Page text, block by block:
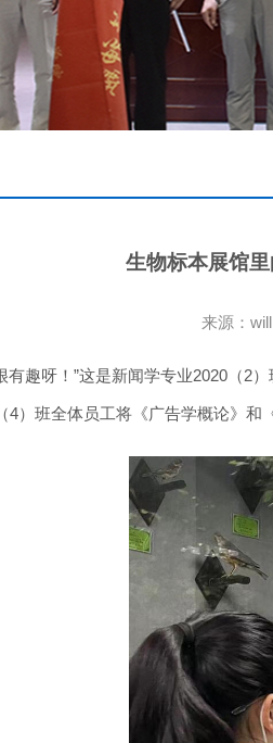
生物标本展馆
来源：
有趣呀！”这是新闻学专业2020（2
4）班全体员工将《广告学概论》